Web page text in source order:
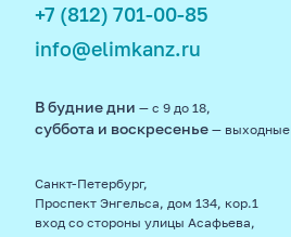
+7 (812) 701-00-85
info@elimkanz.ru
В будние дни — с 9 до 18,
суббота и воскресенье — выходные
Санкт-Петербург,
Проспект Энгельса, дом 134, кор.1
вход со стороны улицы Асафьева,